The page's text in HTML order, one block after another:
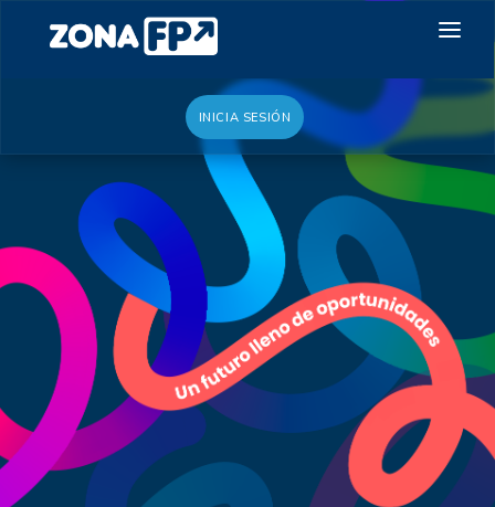
GALERÍA 2026
NOTICIAS
CONTACTO
QUIERO EXPONER
INICIA SESIÓN